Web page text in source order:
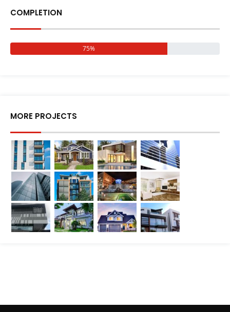
COMPLETION
75%
MORE PROJECTS